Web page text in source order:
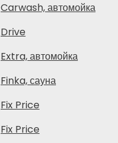
Carwash, автомойка
Drive
Extra, автомойка
Finka, сауна
Fix Price
Fix Price